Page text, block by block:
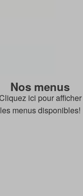
Nos menus
ici pour afficher
les menus disponibles!